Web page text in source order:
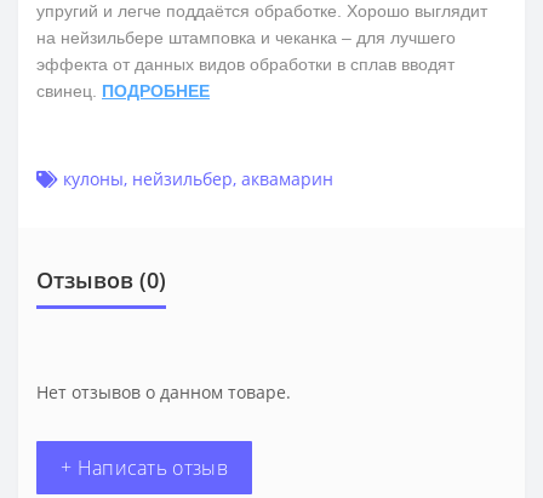
упругий и легче поддаётся обработке. Хорошо выглядит
на нейзильбере штамповка и чеканка – для лучшего
эффекта от данных видов обработки в сплав вводят
свинец. ПОДРОБНЕЕ
кулоны, нейзильбер, аквамарин
Отзывов (0)
Нет отзывов о данном товаре.
+ Написать отзыв